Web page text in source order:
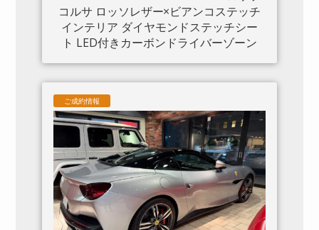
コルサ ロッソレザー×ビアンコステッチ
インテリア ダイヤモンドステッチシー
ト LED付きカーボンドライバーゾーン
ご成約情報